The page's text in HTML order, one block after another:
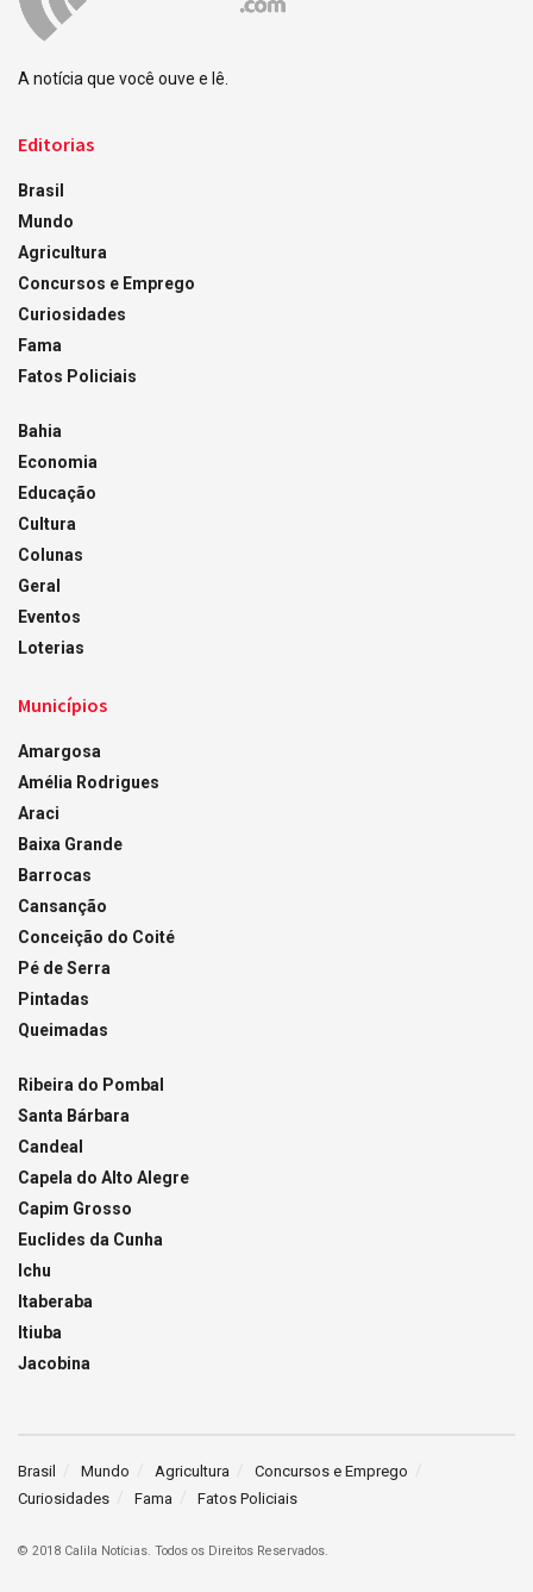
A notícia que você ouve e lê.
Editorias
Brasil
Mundo
Agricultura
Concursos e Emprego
Curiosidades
Fama
Fatos Policiais
Bahia
Economia
Educação
Cultura
Colunas
Geral
Eventos
Loterias
Municípios
Amargosa
Amélia Rodrigues
Araci
Baixa Grande
Barrocas
Cansanção
Conceição do Coité
Pé de Serra
Pintadas
Queimadas
Ribeira do Pombal
Santa Bárbara
Candeal
Capela do Alto Alegre
Capim Grosso
Euclides da Cunha
Ichu
Itaberaba
Itiuba
Jacobina
Brasil Mundo Agricultura
Concursos e Emprego
Curiosidades
Fama Fatos Policiais
© 2018 Calila Notícias. Todos os Direitos Reservados.